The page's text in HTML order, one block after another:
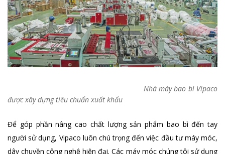
Nhà máy bao bì Vipaco
được xây dựng tiêu chuẩn xuất khẩu
Để góp phần nâng cao chất lượng sản phẩm bao bì đến tay
người sử dụng, Vipaco luôn chú trọng đến việc đầu tư máy móc,
dây chuyền công nghệ hiện đại. Các máy móc chúng tôi sử dụng